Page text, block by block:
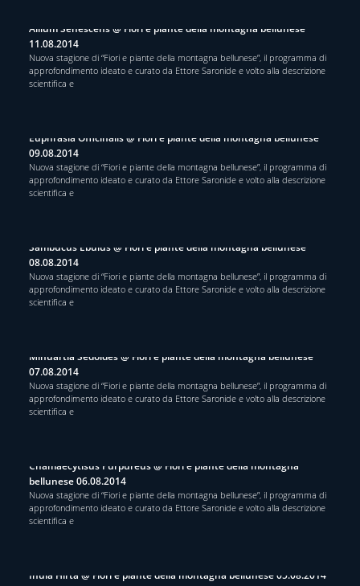
Allium Senescens @ Fiori e piante della montagna bellunese
11.08.2014
Nuova stagione di “Fiori e piante della montagna bellunese”, il programma di
approfondimento ideato e curato da Ettore Saronide e volto alla descrizione
scientifica e
Euphrasia Officinalis @ Fiori e piante della montagna bellunese
09.08.2014
Nuova stagione di “Fiori e piante della montagna bellunese”, il programma di
approfondimento ideato e curato da Ettore Saronide e volto alla descrizione
scientifica e
Sambucus Ebulus @ Fiori e piante della montagna bellunese
08.08.2014
Nuova stagione di “Fiori e piante della montagna bellunese”, il programma di
approfondimento ideato e curato da Ettore Saronide e volto alla descrizione
scientifica e
Minuartia Sedoides @ Fiori e piante della montagna bellunese
07.08.2014
Nuova stagione di “Fiori e piante della montagna bellunese”, il programma di
approfondimento ideato e curato da Ettore Saronide e volto alla descrizione
scientifica e
Chamaecytisus Purpureus @ Fiori e piante della montagna
bellunese 06.08.2014
Nuova stagione di “Fiori e piante della montagna bellunese”, il programma di
approfondimento ideato e curato da Ettore Saronide e volto alla descrizione
scientifica e
Inula Hirta @ Fiori e piante della montagna bellunese 05.08.2014